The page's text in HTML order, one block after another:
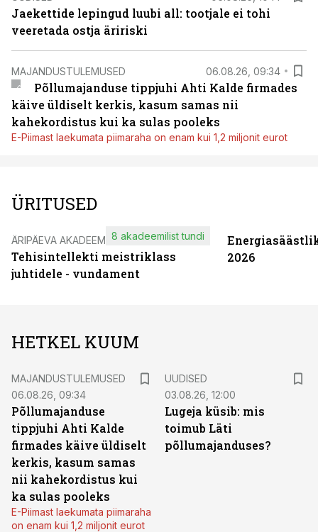
Jaekettide lepingud luubi all: tootjale ei tohi
veeretada ostja äririski
MAJANDUSTULEMUSED 06.08.26, 09:34
Põllumajanduse tippjuhi Ahti Kalde firmades
käive üldiselt kerkis, kasum samas nii
kahekordistus kui ka sulas pooleks
E-Piimast laekumata piimaraha on enam kui 1,2 miljonit eurot
ÜRITUSED
ÄRIPÄEVA AKADEEMIA
Tehisintellekti meistriklass
juhtidele - vundament
8 akadeemilist tundi
2026
HETKEL KUUM
MAJANDUSTULEMUSED
06.08.26, 09:34
Põllumajanduse
tippjuhi Ahti Kalde
firmades käive üldiselt
kerkis, kasum samas
nii kahekordistus kui
ka sulas pooleks
E-Piimast laekumata piimaraha
on enam kui 1,2 miljonit eurot
UUDISED
03.08.26, 12:00
Lugeja küsib: mis
toimub Läti
põllumajanduses?